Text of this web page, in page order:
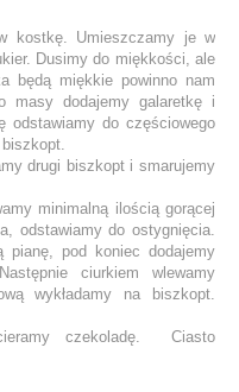
kostkę. Umieszczamy je w
Dusimy do miękkości, ale
będą miękkie powinno nam
masy dodajemy galaretkę i
odstawiamy do częściowego
drugi biszkopt i smarujemy
minimalną ilością gorącej
odstawiamy do ostygnięcia.
pianę, pod koniec dodajemy
ciurkiem wlewamy
wykładamy na biszkopt.
czekoladę. Ciasto